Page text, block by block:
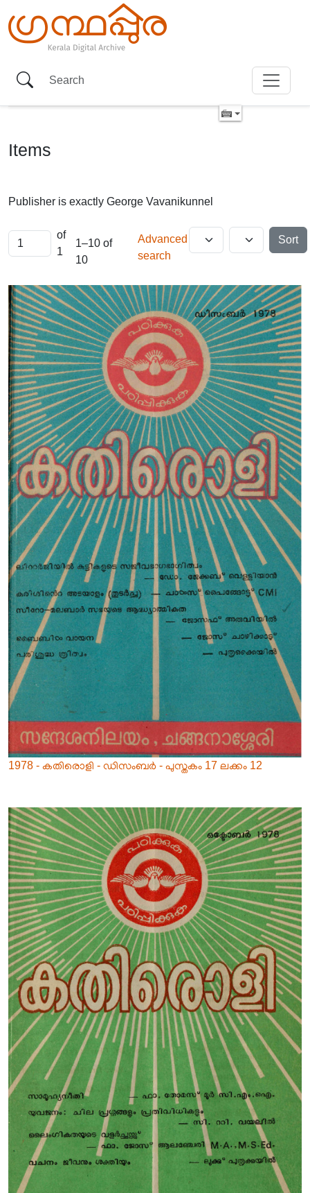
Items
Publisher is exactly George Vavanikunnel
of
1
1–10 of
10
Advanced
search
Sort
1978 - കതിരൊളി - ഡിസംബർ - പുസ്തകം 17 ലക്കം 12